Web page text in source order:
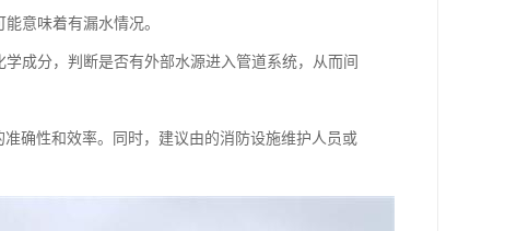
意味着有漏水情况。
成分，判断是否有外部水源进入管道系统，从而间
确性和效率。同时，建议由的消防设施维护人员或